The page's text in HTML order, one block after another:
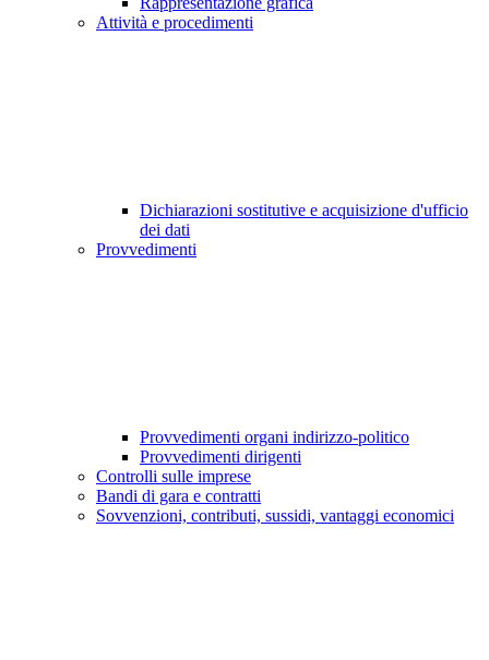
Attività e procedimenti
Dichiarazioni sostitutive e acquisizione d'ufficio
dei dati
Provvedimenti
Provvedimenti organi indirizzo-politico
Provvedimenti dirigenti
Controlli sulle imprese
Bandi di gara e contratti
Sovvenzioni, contributi, sussidi, vantaggi economici